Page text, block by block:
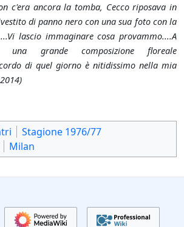
c'era ancora la tomba, Cecco riposava in
di panno nero con una sua foto con la
lascio immaginare cosa provammo....A
una grande composizione floreale
di quel giorno è nitidissimo nella mia
Stagione 1976/77
Milan